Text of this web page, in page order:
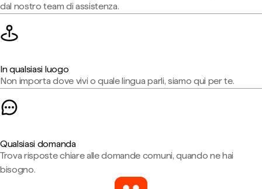
dal nostro team di assistenza.
In qualsiasi luogo
Non importa dove vivi o quale lingua parli, siamo qui per te.
Qualsiasi domanda
Trova risposte chiare alle domande comuni, quando ne hai
bisogno.